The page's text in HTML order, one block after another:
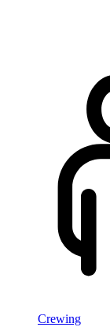
Crewing